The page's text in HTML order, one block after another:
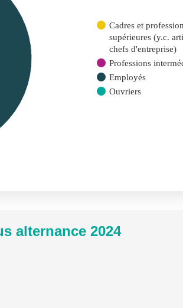
Cadres et
supérieures (y.c.
chefs d'entreprise)
Professions
Employés
Ouvriers
alternance 2024